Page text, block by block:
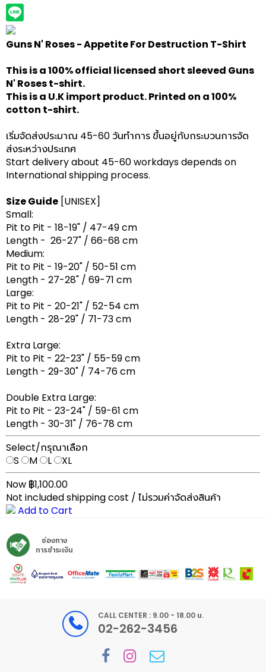
Guns N' Roses - Appetite For Destruction T-Shirt
This is a 100% official licensed short sleeved Guns
N' Roses t-shirt.
This is a U.K import product. Printed on a 100%
cotton t-shirt.
เริ่มจัดส่งประมาณ 45-60 วันทำการ ขึ้นอยู่กับกระบวนการจัด
ส่งระหว่างประเทศ
Start delivery about 45-60 workdays depends on
International shipping process.
Size Guide [UNISEX]
Small:
Pit to Pit - 18-19" / 47-49 cm
Length - 26-27" / 66-68 cm
Medium:
Pit to Pit - 19-20" / 50-51 cm
Length - 27-28" / 69-71 cm
Large:
Pit to Pit - 20-21" / 52-54 cm
Length - 28-29" / 71-73 cm
Extra Large:
Pit to Pit - 22-23" / 55-59 cm
Length - 29-30" / 74-76 cm
Double Extra Large:
Pit to Pit - 23-24" / 59-61 cm
Length - 30-31" / 76-78 cm
Select/กรุณาเลือก
S
M L
XL
Now ฿1,100.00
Not included shipping cost / ไม่รวมค่าจัดส่งสินค้า
Add to Cart
ช่องทาง
การชำระเงิน
CALL CENTER : 9.00 - 18.00 น.
02-262-3456